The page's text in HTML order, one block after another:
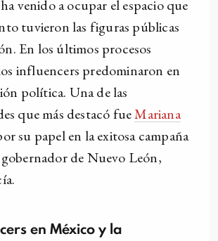
venido a ocupar el espacio que
tuvieron las figuras públicas
En los últimos procesos
influencers predominaron en
política. Una de las
que más destacó fueMariana
su papel en la exitosa campaña
de Nuevo León,
en México y la